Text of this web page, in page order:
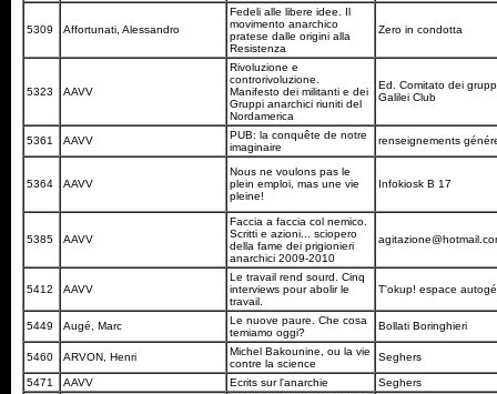
5309 Affortunati, Alessandro
Fedeli alle libere idee. Il
movimento anarchico
pratese dalle origini alla
Resistenza
Zero in condotta
5323 AAVV
Rivoluzione e
controrivoluzione.
Manifesto dei militanti e dei
Gruppi anarchici riuniti del
Nordamerica
Ed. Comitato dei
Galilei Club
5361 AAVV
PUB: la conquête de notre
imaginaire
renseignements
5364 AAVV
Nous ne voulons pas le
plein emploi, mas une vie
pleine!
Infokiosk B 17
5385 AAVV
Faccia a faccia col nemico.
Scritti e azioni... sciopero
della fame dei prigionieri
anarchici 2009-2010
5412 AAVV
Le travail rend sourd. Cinq
interviews pour abolir le
travail.
T'okup! espace
5449 Augé, Marc
Le nuove paure. Che cosa
temiamo oggi?
Bollati Boringhieri
5460 ARVON, Henri
Michel Bakounine, ou la vie
contre la science
Seghers
5471 AAVV Ecrits sur l'anarchie Seghers